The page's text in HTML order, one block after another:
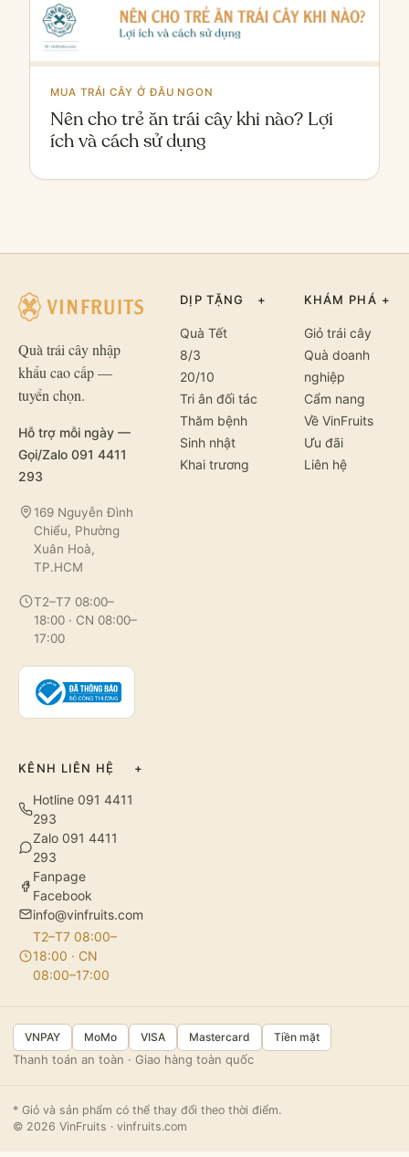
MUA TRÁI CÂY Ở ĐÂU NGON
Nên cho trẻ ăn trái cây khi nào? Lợi
ích và cách sử dụng
Quà trái cây nhập
khẩu cao cấp —
tuyển chọn.
Hỗ trợ mỗi ngày —
Gọi/Zalo 091 4411
293
169 Nguyễn Đình
Chiểu, Phường
Xuân Hoà,
TP.HCM
T2–T7 08:00–
18:00 · CN 08:00–
17:00
DỊP TẶNG +
Quà Tết
8/3
20/10
Tri ân đối tác
Thăm bệnh
Sinh nhật
Khai trương
KHÁM PHÁ +
Giỏ trái cây
Quà doanh
nghiệp
Cẩm nang
Về VinFruits
Ưu đãi
Liên hệ
KÊNH LIÊN HỆ +
Hotline 091 4411
293
Zalo 091 4411
293
Fanpage
Facebook
info@vinfruits.com
T2–T7 08:00–
18:00 · CN
08:00–17:00
VNPAY MoMo VISA Mastercard Tiền mặt
Thanh toán an toàn · Giao hàng toàn quốc
* Giỏ và sản phẩm có thể thay đổi theo thời điểm.
© 2026 VinFruits · vinfruits.com